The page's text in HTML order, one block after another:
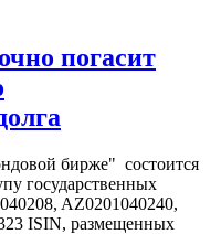
погасит
бирже" состоится
государственных
AZ0201040240,
ISIN, размещенных